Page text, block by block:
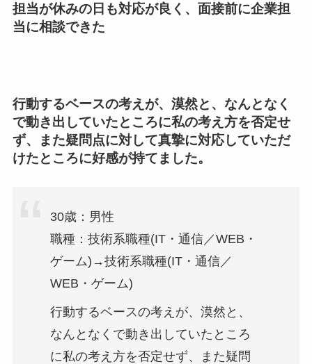
担当が休みの日も対応が良く、面接前に企業担
当に相談できた
行動するベースの考えが、漠然と、なんとなく
で動き出していたところに私の考え方を否定せ
ず、また疑問点に対して真摯に対応していただ
けたところに好感が持てました。
30歳：男性
職種：技術系職種(IT・通信／WEB・
ゲーム)→技術系職種(IT・通信／
WEB・ゲーム)
行動するベースの考えが、漠然と、
なんとなくで動き出していたところ
に私の考え方を否定せず、また疑問